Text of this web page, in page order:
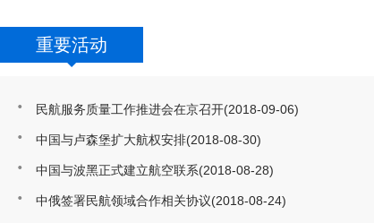
重要活动
民航服务质量工作推进会在京召开(2018-09-06)
中国与卢森堡扩大航权安排(2018-08-30)
中国与波黑正式建立航空联系(2018-08-28)
中俄签署民航领域合作相关协议(2018-08-24)